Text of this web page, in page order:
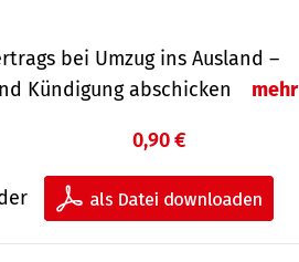
bei Umzug ins Ausland –
Kündigung abschicken
mehr
0,90 €